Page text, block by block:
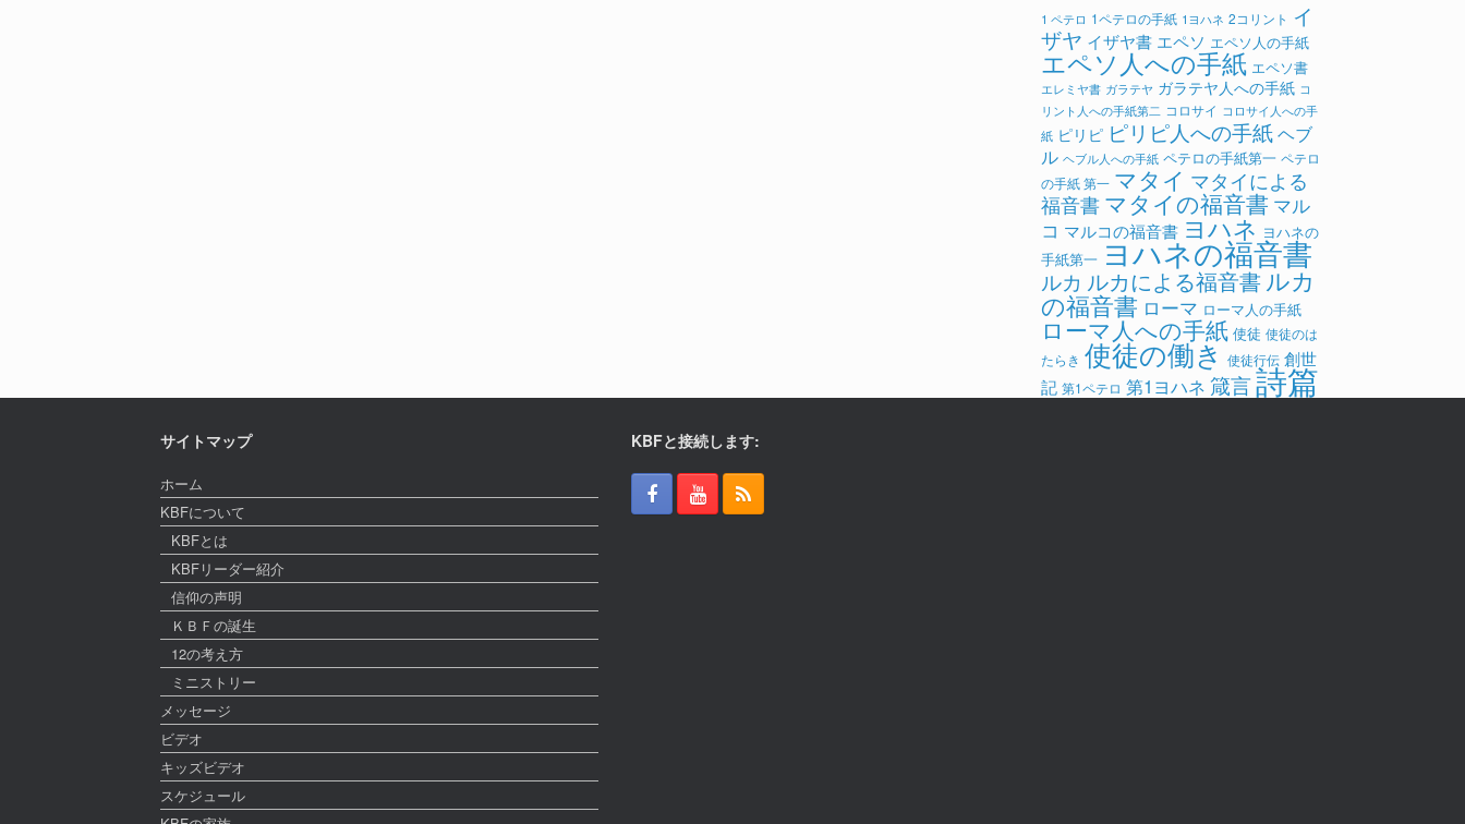
1 ペテロ 1ペテロの手紙 1ヨハネ 2コリント イ
ザヤ イザヤ書 エペソ エペソ人の手紙
エペソ人への手紙 エペソ書
エレミヤ書 ガラテヤ ガラテヤ人への手紙 コ
リント人への手紙第二 コロサイ コロサイ人への手
紙 ピリピ ピリピ人への手紙ヘブ
ル ヘブル人への手紙 ペテロの手紙第一 ペテロ
の手紙 第一 マタイ マタイによる
福音書 マタイの福音書 マル
コ マルコの福音書 ヨハネ ヨハネの
手紙第一 ヨハネの福音書
ルカ ルカによる福音書ルカ
の福音書 ローマ ローマ人の手紙
ローマ人への手紙 使徒 使徒のは
たらき 使徒の働き 使徒行伝 創世
記 第1ペテロ 第1ヨハネ 箴言詩篇
サイトマップ
ホーム
KBFについて
KBFとは
KBFリーダー紹介
信仰の声明
ＫＢＦの誕生
12の考え方
ミニストリー
メッセージ
ビデオ
キッズビデオ
スケジュール
KBFと接続します: